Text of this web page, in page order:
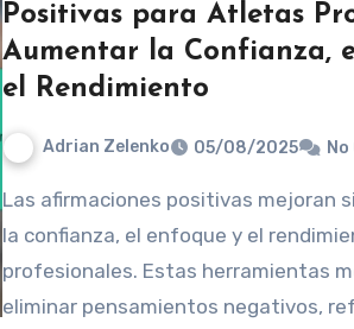
Positivas para Atletas
Aumentar la Confianza,
el Rendimiento
Adrian Zelenko 05/08/2025
Las afirmaciones positivas mejoran significativamente
la confianza, el enfoque y el
profesionales. Estas herramientas
eliminar pensamientos negativos,